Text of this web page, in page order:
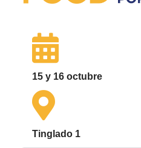
15 y 16 octubre
Tinglado 1